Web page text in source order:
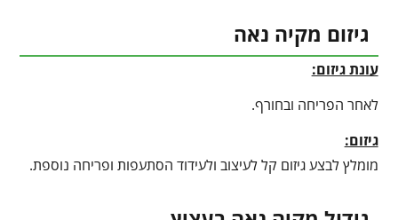
גיזום מקיה נאה
עונת גיזום:
לאחר הפריחה ובחורף.
גיזום:
מומלץ לבצע גיזום קל לעיצוב ולעידוד הסתעפות ופריחה נוספת.